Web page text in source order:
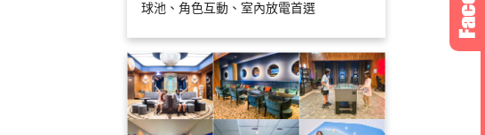
球池、角色互動、室內放電首選